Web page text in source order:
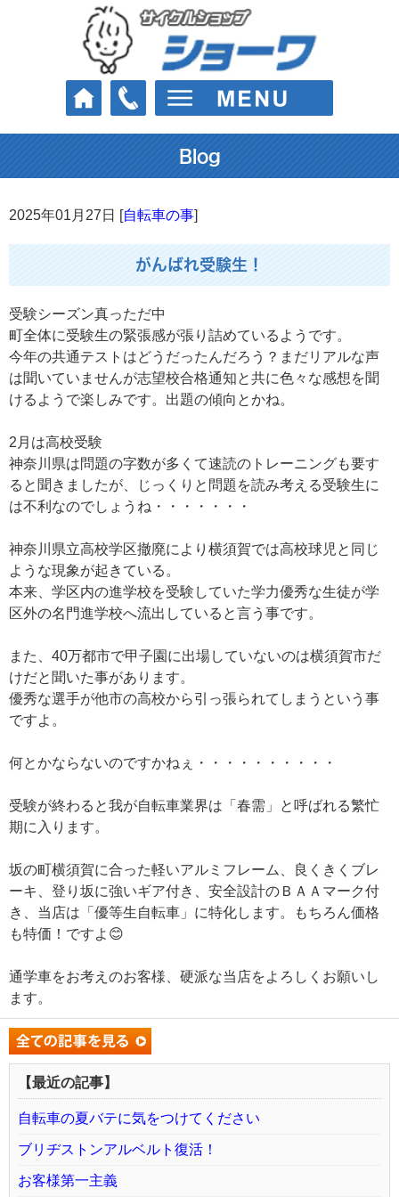
Blog
2025年01月27日 [自転車の事]
がんばれ受験生！
受験シーズン真っただ中
町全体に受験生の緊張感が張り詰めているようです。
今年の共通テストはどうだったんだろう？まだリアルな声
は聞いていませんが志望校合格通知と共に色々な感想を聞
けるようで楽しみです。出題の傾向とかね。
2月は高校受験
神奈川県は問題の字数が多くて速読のトレーニングも要す
ると聞きましたが、じっくりと問題を読み考える受験生に
は不利なのでしょうね・・・・・・・
神奈川県立高校学区撤廃により横須賀では高校球児と同じ
ような現象が起きている。
本来、学区内の進学校を受験していた学力優秀な生徒が学
区外の名門進学校へ流出していると言う事です。
また、40万都市で甲子園に出場していないのは横須賀市だ
けだと聞いた事があります。
優秀な選手が他市の高校から引っ張られてしまうという事
ですよ。
何とかならないのですかねぇ・・・・・・・・・・
受験が終わると我が自転車業界は「春需」と呼ばれる繁忙
期に入ります。
坂の町横須賀に合った軽いアルミフレーム、良くきくブレ
ーキ、登り坂に強いギア付き、安全設計のＢＡＡマーク付
き、当店は「優等生自転車」に特化します。もちろん価格
も特価！ですよ😊
通学車をお考えのお客様、硬派な当店をよろしくお願いし
ます。
【最近の記事】
自転車の夏バテに気をつけてください
ブリヂストンアルベルト復活！
お客様第一主義